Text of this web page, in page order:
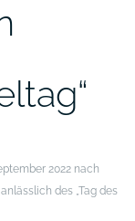
2022 nach
des „Tag des